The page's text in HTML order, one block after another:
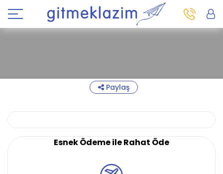
Paylaş
Esnek Ödeme ile Rahat Öde